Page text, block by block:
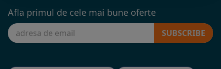
Afla primul de cele mai bune oferte
SUBSCRIBE